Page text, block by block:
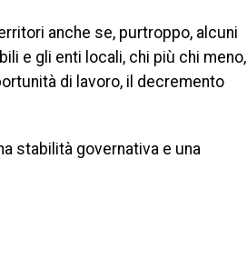
anche se, purtroppo, alcuni
e gli enti locali, chi più chi meno,
di lavoro, il decremento
stabilità governativa e una